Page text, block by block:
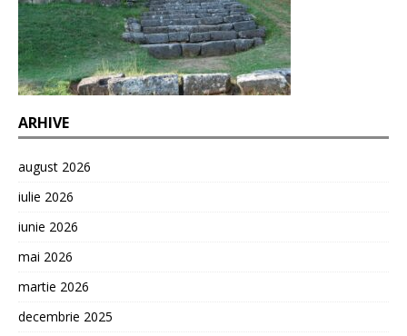
ARHIVE
august 2026
iulie 2026
iunie 2026
mai 2026
martie 2026
decembrie 2025